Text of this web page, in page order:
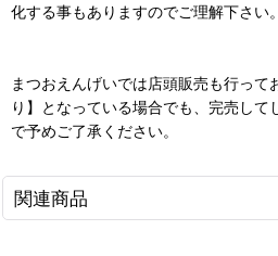
化する事もありますのでご理解下さい。
まつおえんげいでは店頭販売も行っ
り】となっている場合でも、完売し
で予めご了承ください。
関連商品